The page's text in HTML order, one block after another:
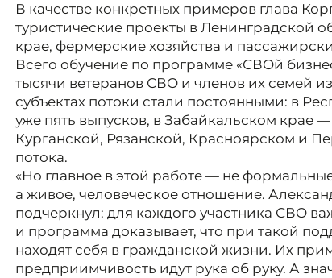
В качестве конкретных примеров глава
туристические проекты в Ленинградской
крае, фермерские хозяйства и
Всего обучение по программе «СВОй
тысячи ветеранов СВО и членов их семей
субъектах потоки стали постоянными: в
уже пять выпусков, в Забайкальском крае
Курганской, Рязанской, Красноярском и
потока.
«Но главное в этой работе — не
а живое, человеческое отношение.
подчеркнул: для каждого участника СВО
и программа доказывает, что при такой
находят себя в гражданской жизни. Их
предприимчивость идут рука об руку. А